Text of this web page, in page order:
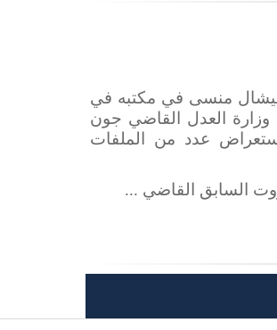
ميشال منسى في مكتبه في
وزارة العدل القاضي جون
عدد من الملفات
السابق القاضي ...